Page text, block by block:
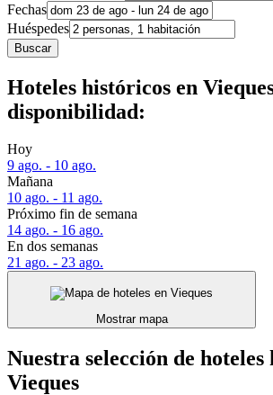
Fechas
Huéspedes
Buscar
Hoteles históricos en
disponibilidad:
Hoy
9 ago. - 10 ago.
Mañana
10 ago. - 11 ago.
Próximo fin de semana
14 ago. - 16 ago.
En dos semanas
21 ago. - 23 ago.
Mostrar mapa
Nuestra selección de hoteles
Vieques